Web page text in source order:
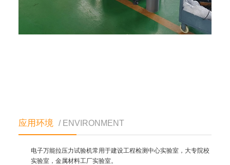
应用环境 / ENVIRONMENT
电子万能拉压力试验机常用于建设工程检测中心实验室，大专院校
实验室，金属材料工厂实验室。